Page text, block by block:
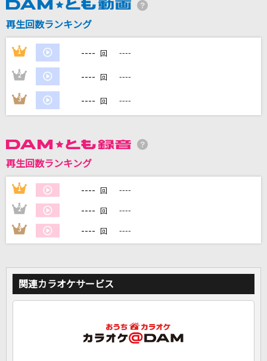
もっと見る
DAMの新曲・ランキングなど
カラオケをもっと楽しもう！
自宅でカラオケ歌い放題！
再生回数ランキング
1 ---- 回 ----
2 ---- 回 ----
3 ---- 回 ----
再生回数ランキング
1 ---- 回 ----
2 ---- 回 ----
3 ---- 回 ----
関連カラオケサービス